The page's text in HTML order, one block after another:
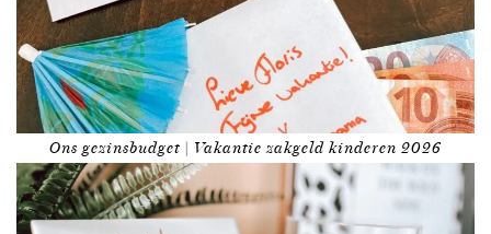
Ons gezinsbudget | Vakantie zakgeld kinderen 2026